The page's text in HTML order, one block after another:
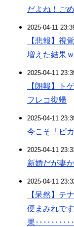
だよね！ご
2025-04-11
【悲報】視
増えた結果
2025-04-11
【朗報】ト
フレコ復帰
2025-04-11
今こそ「ピ
2025-04-11
新婚だが妻
2025-04-11
【呆然】テ
便まみれで
果･････････